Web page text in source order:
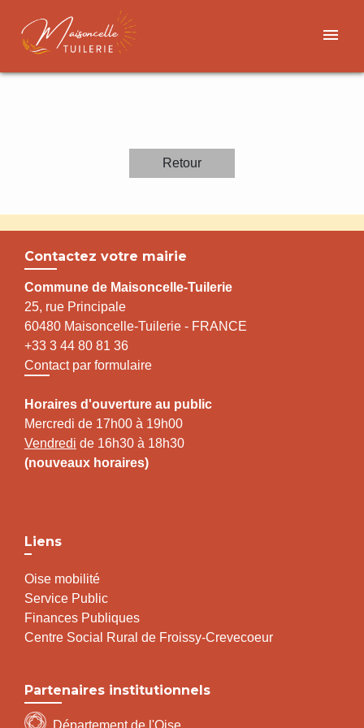
menu
Retour
Contactez votre mairie
Commune de Maisoncelle-Tuilerie
25, rue Principale
60480 Maisoncelle-Tuilerie - FRANCE
+33 3 44 80 81 36
Contact par formulaire
Horaires d'ouverture au public
Mercredi de 17h00 à 19h00
Vendredi de 16h30 à 18h30
(nouveaux horaires)
Liens
Oise mobilité
Service Public
Finances Publiques
Centre Social Rural de Froissy-Crevecoeur
Partenaires institutionnels
Département de l'Oise